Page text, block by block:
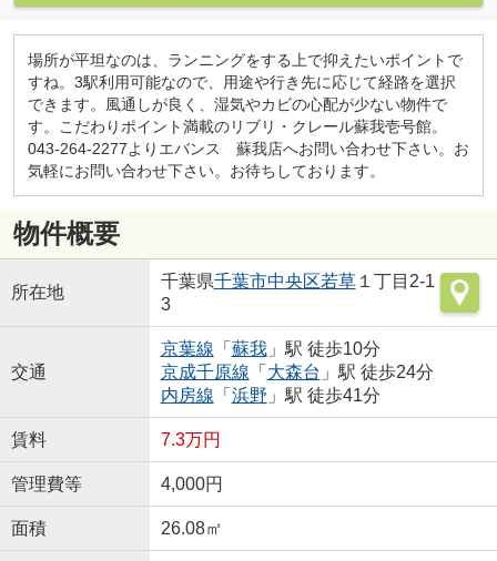
場所が平坦なのは、ランニングをする上で抑えたいポイントで
すね。3駅利用可能なので、用途や行き先に応じて経路を選択
できます。風通しが良く、湿気やカビの心配が少ない物件で
す。こだわりポイント満載のリブリ・クレール蘇我壱号館。
043-264-2277よりエバンス 蘇我店へお問い合わせ下さい。お
気軽にお問い合わせ下さい。お待ちしております。
物件概要
所在地
千葉県千葉市中央区若草１丁目2-1
3
交通
京葉線 「 蘇我」駅 徒歩10分
京成千原線 「 大森台 」駅 徒歩24分
内房線 「 浜野 」駅 徒歩41分
賃料 7.3万円
管理費等 4,000円
面積 26.08㎡